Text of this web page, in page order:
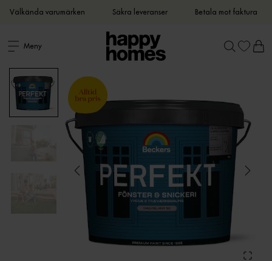
Välkända varumärken Säkra leveranser Betala mot faktura
Meny